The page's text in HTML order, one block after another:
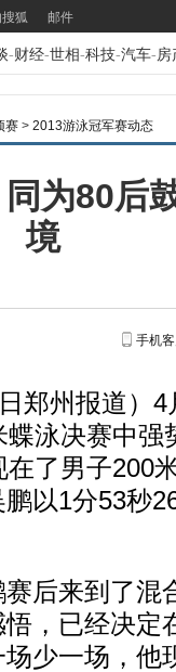
狐 邮件
-财经-世相-科技-汽车-房
赛 > 2013游泳冠军赛动态
为80后
境
手机
州报道）4
泳决赛中强
了男子200
以1分53秒
来到了混
，已经决定
少一场，他